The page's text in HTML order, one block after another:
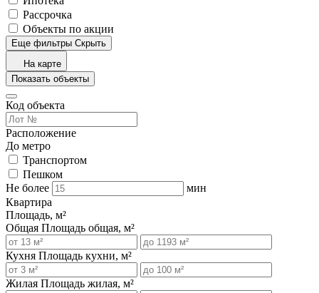
Рассрочка
Объекты по акции
Еще фильтры Скрыть
На карте
Показать объекты
Код объекта
Расположение
До метро
Транспортом
Пешком
Не более
мин
Квартира
Площадь, м²
Общая Площадь общая, м²
Кухня Площадь кухни, м²
Жилая Площадь жилая, м²